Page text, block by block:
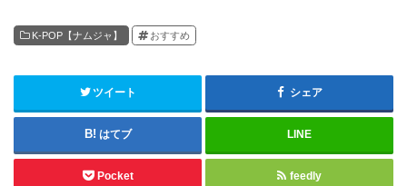
K-POP【ナムジャ】 おすすめ
ツイート シェア
はてブ LINE
Pocket feedly